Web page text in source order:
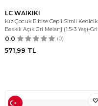
LC WAIKIKI
Kız Çocuk Elbise Cepli Simli Kedicik
Baskılı Açık Gri Melanj (1.5-3 Yaş)-Gri
0.0 (0)
571,99 TL